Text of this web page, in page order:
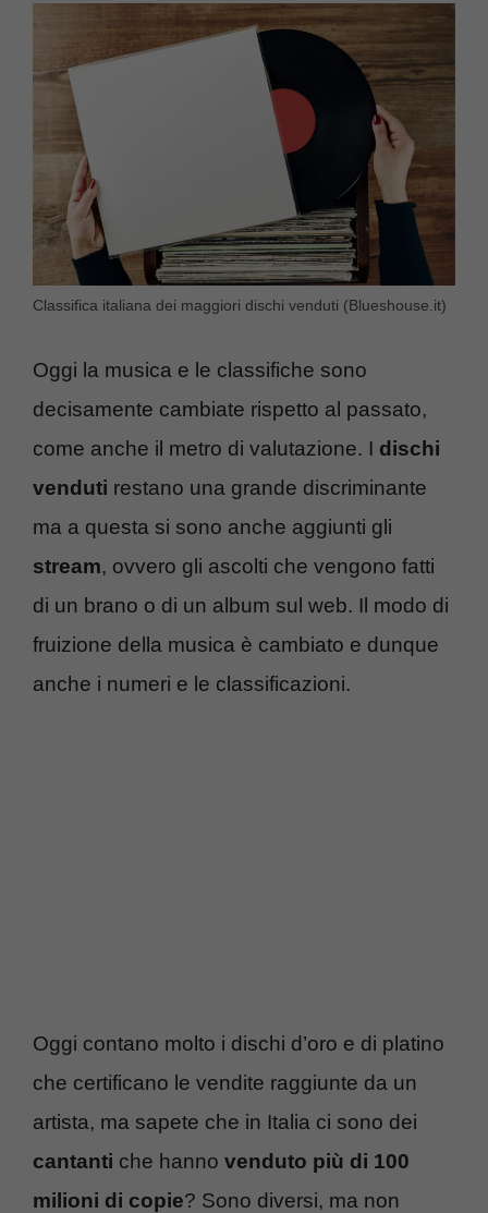
Classifica italiana dei maggiori dischi venduti (Blueshouse.it)
Oggi la musica e le classifiche sono
decisamente cambiate rispetto al passato,
come anche il metro di valutazione. I dischi
venduti restano una grande discriminante
ma a questa si sono anche aggiunti gli
stream, ovvero gli ascolti che vengono fatti
di un brano o di un album sul web. Il modo di
fruizione della musica è cambiato e dunque
anche i numeri e le classificazioni.
Oggi contano molto i dischi d’oro e di platino
che certificano le vendite raggiunte da un
artista, ma sapete che in Italia ci sono dei
cantanti che hanno venduto più di 100
milioni di copie? Sono diversi, ma non